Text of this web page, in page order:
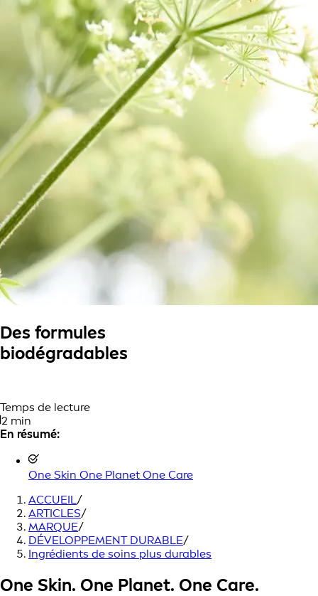
Des formules
biodégradables
Temps de lecture
2 min
En résumé:
One Skin One Planet One Care
ACCUEIL/
ARTICLES/
MARQUE/
DÉVELOPPEMENT DURABLE/
Ingrédients de soins plus durables
One Skin. One Planet. One Care.